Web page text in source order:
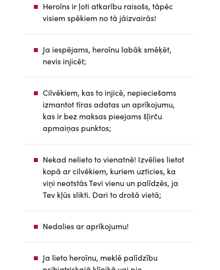
Heroīns ir ļoti atkarību raisošs, tāpēc
visiem spēkiem no tā jāizvairās!
Ja iespējams, heroīnu labāk smēķēt,
nevis injicēt;
Cilvēkiem, kas to injicē, nepieciešams
izmantot tīras adatas un aprīkojumu,
kas ir bez maksas pieejams šļirču
apmaiņas punktos;
Nekad nelieto to vienatnē! Izvēlies lietot
kopā ar cilvēkiem, kuriem uzticies, ka
viņi neatstās Tevi vienu un palīdzēs, ja
Tev kļūs slikti. Dari to drošā vietā;
Nedalies ar aprīkojumu!
Ja lieto heroīnu, meklē palīdzību